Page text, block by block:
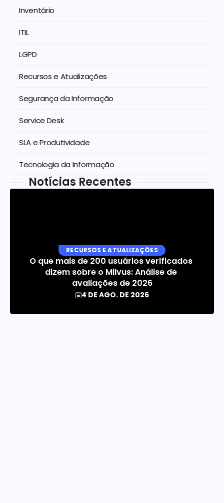
Inventário
ITIL
LGPD
Recursos e Atualizações
Segurança da Informação
Service Desk
SLA e Produtividade
Tecnologia da Informação
Notícias Recentes
RECURSOS E ATUALIZAÇÕES
O que mais de 200 usuários verificados
dizem sobre o Milvus: Análise de
avaliações de 2026
4 DE AGO. DE 2026